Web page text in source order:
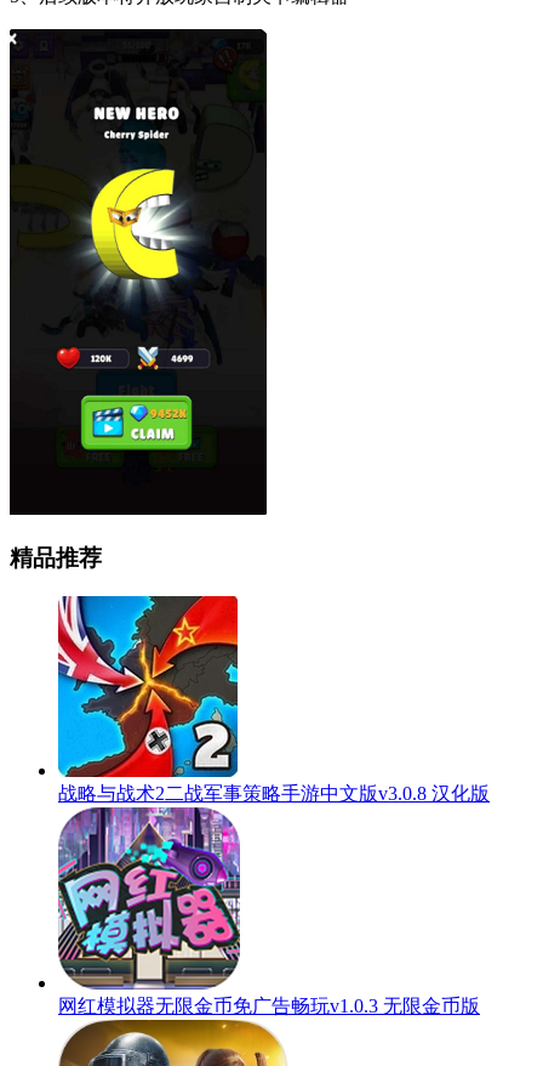
精品推荐
战略与战术2二战军事策略手游中文版v3.0.8 汉化版
网红模拟器无限金币免广告畅玩v1.0.3 无限金币版